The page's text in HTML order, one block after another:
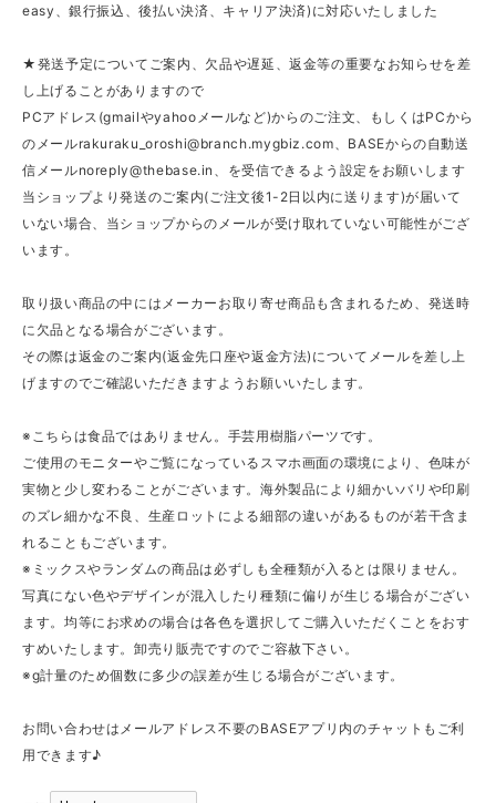
easy、銀行振込、後払い決済、キャリア決済)に対応いたしました
★発送予定についてご案内、欠品や遅延、返金等の重要なお知らせを差
し上げることがありますので
PCアドレス(gmailやyahooメールなど)からのご注文、もしくはPCから
のメールrakuraku_oroshi@branch.mygbiz.com 、BASEからの自動送
信メールnoreply@thebase.in
、を受信できるよう設定をお願いします
当ショップより発送のご案内(ご注文後1-2日以内に送ります)が届いて
いない場合、当ショップからのメールが受け取れていない可能性がござ
います。
取り扱い商品の中にはメーカーお取り寄せ商品も含まれるため、発送時
に欠品となる場合がございます。
その際は返金のご案内(返金先口座や返金方法)についてメールを差し上
げますのでご確認いただきますようお願いいたします。
※こちらは食品ではありません。手芸用樹脂パーツです。
ご使用のモニターやご覧になっているスマホ画面の環境により、色味が
実物と少し変わることがございます。海外製品により細かいバリや印刷
のズレ細かな不良、生産ロットによる細部の違いがあるものが若干含ま
れることもございます。
※ミックスやランダムの商品は必ずしも全種類が入るとは限りません。
写真にない色やデザインが混入したり種類に偏りが生じる場合がござい
ます。均等にお求めの場合は各色を選択してご購入いただくことをおす
すめいたします。卸売り販売ですのでご容赦下さい。
※g計量のため個数に多少の誤差が生じる場合がございます。
お問い合わせはメールアドレス不要のBASEアプリ内のチャットもご利
用できます♪